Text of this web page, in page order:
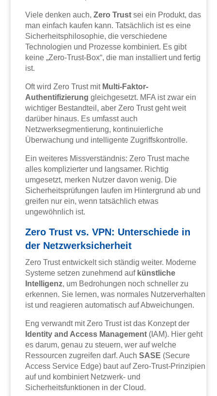
Viele denken auch,Zero Trust sei ein Produkt, das
man einfach kaufen kann. Tatsächlich ist es eine
Sicherheitsphilosophie, die verschiedene
Technologien und Prozesse kombiniert. Es gibt
keine „Zero-Trust-Box“, die man installiert und fertig
ist.
Oft wird Zero Trust mit Multi-Faktor-
Authentifizierung gleichgesetzt. MFA ist zwar ein
wichtiger Bestandteil, aber Zero Trust geht weit
darüber hinaus. Es umfasst auch
Netzwerksegmentierung, kontinuierliche
Überwachung und intelligente Zugriffskontrolle.
Ein weiteres Missverständnis: Zero Trust mache
alles komplizierter und langsamer. Richtig
umgesetzt, merken Nutzer davon wenig. Die
Sicherheitsprüfungen laufen im Hintergrund ab und
greifen nur ein, wenn tatsächlich etwas
ungewöhnlich ist.
Zero Trust vs. VPN: Unterschiede in
der Netzwerksicherheit
Zero Trust entwickelt sich ständig weiter. Moderne
Systeme setzen zunehmend auf künstliche
Intelligenz, um Bedrohungen noch schneller zu
erkennen. Sie lernen, was normales Nutzerverhalten
ist und reagieren automatisch auf Abweichungen.
Eng verwandt mit Zero Trust ist das Konzept der
Identity and Access Management (IAM). Hier geht
es darum, genau zu steuern, wer auf welche
Ressourcen zugreifen darf. AuchSASE (Secure
Access Service Edge) baut auf Zero-Trust-Prinzipien
auf und kombiniert Netzwerk- und
Sicherheitsfunktionen in der Cloud.